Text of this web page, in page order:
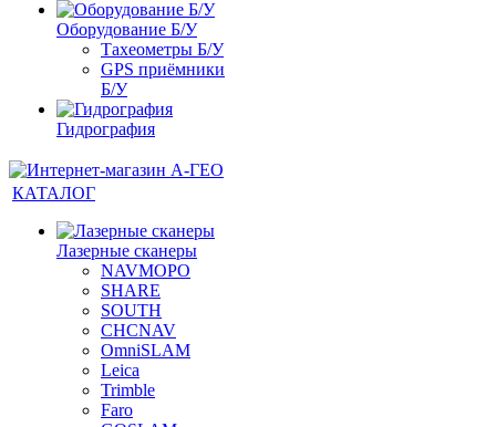
Оборудование Б/У
Тахеометры Б/У
GPS приёмники
Б/У
Гидрография
КАТАЛОГ
Лазерные сканеры
NAVMOPO
SHARE
SOUTH
CHCNAV
OmniSLAM
Leica
Trimble
Faro